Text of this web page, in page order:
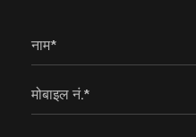
नाम*
मोबाइल नं.*